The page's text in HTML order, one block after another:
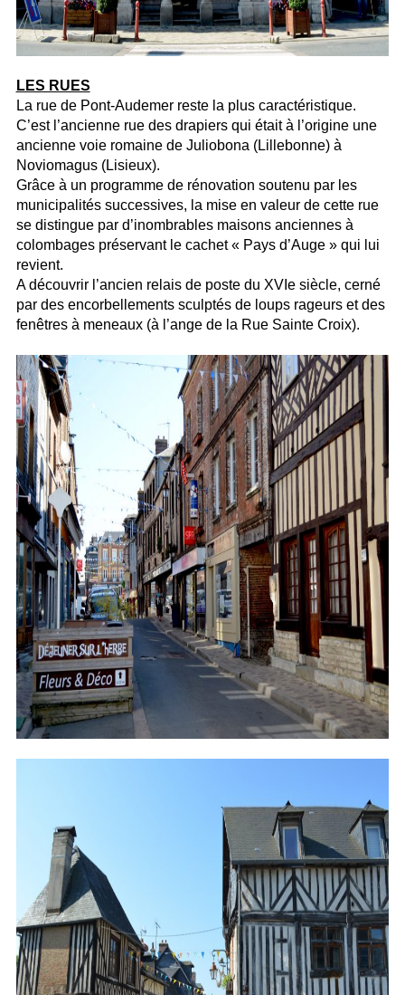
LES RUES
La rue de Pont-Audemer reste la plus caractéristique.
C’est l’ancienne rue des drapiers qui était à l’origine une
ancienne voie romaine de Juliobona (Lillebonne) à
Noviomagus (Lisieux).
Grâce à un programme de rénovation soutenu par les
municipalités successives, la mise en valeur de cette rue
se distingue par d’inombrables maisons anciennes à
colombages préservant le cachet « Pays d’Auge » qui lui
revient.
A découvrir l’ancien relais de poste du XVIe siècle, cerné
par des encorbellements sculptés de loups rageurs et des
fenêtres à meneaux (à l’ange de la Rue Sainte Croix).